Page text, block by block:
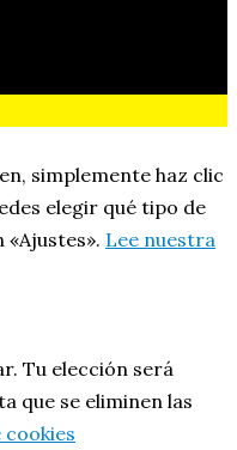
simplemente haz clic
elegir qué tipo de
Lee nuestra
Tu elección será
que se eliminen las